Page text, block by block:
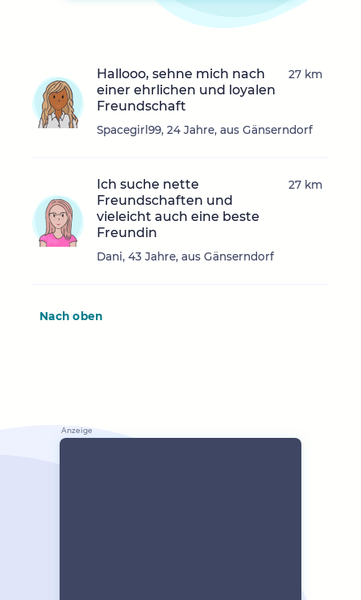
Hallooo, sehne mich nach
einer ehrlichen und loyalen
Freundschaft
Spacegirl99, 24 Jahre, aus Gänserndorf
27 km
Ich suche nette
Freundschaften und
vieleicht auch eine beste
Freundin
Dani, 43 Jahre, aus Gänserndorf
27 km
Nach oben